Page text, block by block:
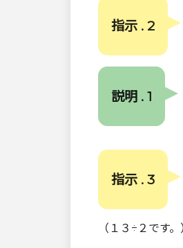
指示 . 2
説明 . 1
指示 . 3
（１３÷２です。